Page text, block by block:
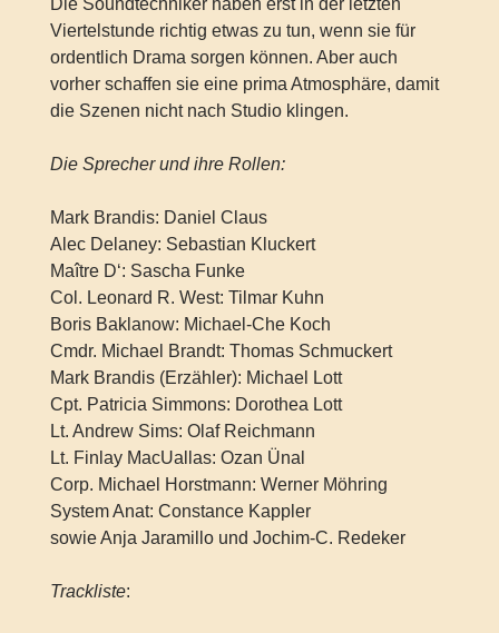
Viertelstunde richtig etwas zu tun, wenn sie für
ordentlich Drama sorgen können. Aber auch
vorher schaffen sie eine prima Atmosphäre, damit
die Szenen nicht nach Studio klingen.
Die Sprecher und ihre Rollen:
Mark Brandis: Daniel Claus
Alec Delaney: Sebastian Kluckert
Maître D‘: Sascha Funke
Col. Leonard R. West: Tilmar Kuhn
Boris Baklanow: Michael-Che Koch
Cmdr. Michael Brandt: Thomas Schmuckert
Mark Brandis (Erzähler): Michael Lott
Cpt. Patricia Simmons: Dorothea Lott
Lt. Andrew Sims: Olaf Reichmann
Lt. Finlay MacUallas: Ozan Ünal
Corp. Michael Horstmann: Werner Möhring
System Anat: Constance Kappler
sowie Anja Jaramillo und Jochim-C. Redeker
Trackliste: